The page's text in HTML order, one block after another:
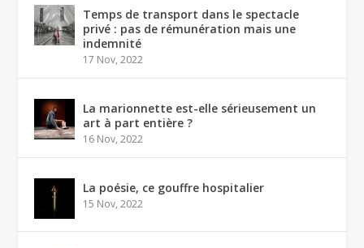
Temps de transport dans le spectacle
privé : pas de rémunération mais une
indemnité
17 Nov, 2022
La marionnette est-elle sérieusement un
art à part entière ?
16 Nov, 2022
La poésie, ce gouffre hospitalier
15 Nov, 2022